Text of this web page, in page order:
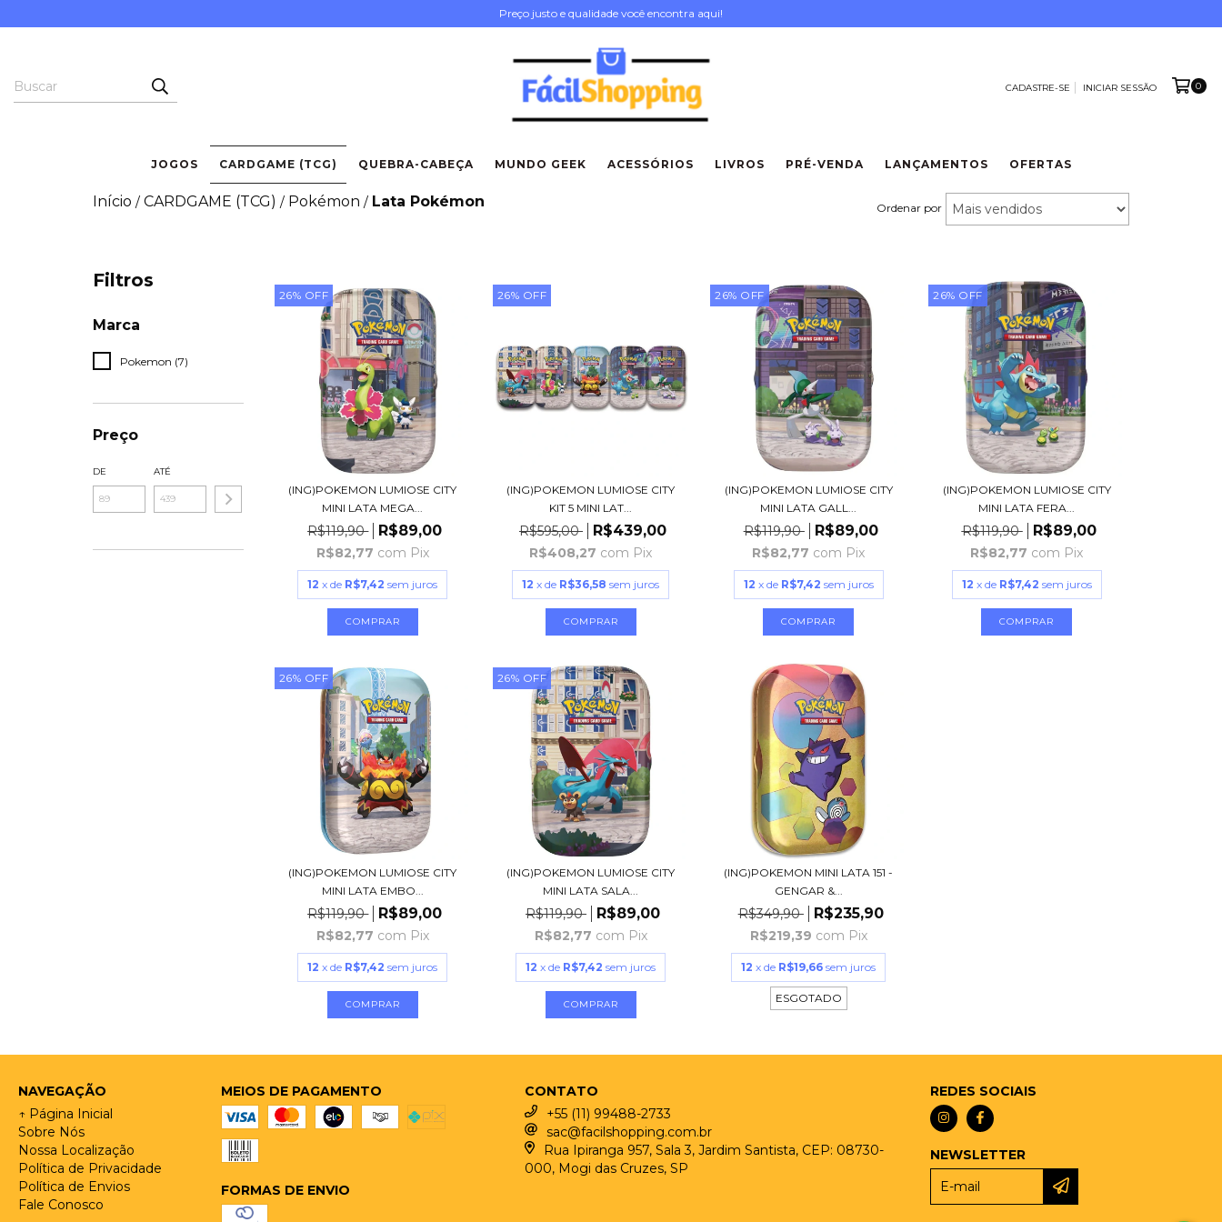
Preço justo e qualidade você encontra aqui!
CADASTRE-SE INICIAR SESSÃO 0
JOGOS CARDGAME (TCG) QUEBRA-CABEÇA MUNDO GEEK ACESSÓRIOS LIVROS PRÉ-VENDA LANÇAMENTOS OFERTAS
Início / CARDGAME (TCG) / Pokémon / Lata Pokémon Ordenar por
Filtros
Marca
Pokemon (7)
Preço
DE ATÉ
26% OFF
(ING)POKEMON LUMIOSE CITY
MINI LATA MEGA...
R$119,90 R$89,00
R$82,77 com Pix
12 x de R$7,42 sem juros
26% OFF
(ING)POKEMON LUMIOSE CITY
KIT 5 MINI LAT...
R$595,00 R$439,00
R$408,27 com Pix
12 x de R$36,58 sem juros
26% OFF
(ING)POKEMON LUMIOSE CITY
MINI LATA GALL...
R$119,90 R$89,00
R$82,77 com Pix
12 x de R$7,42 sem juros
26% OFF
(ING)POKEMON LUMIOSE CITY
MINI LATA FERA...
R$119,90 R$89,00
R$82,77 com Pix
12 x de R$7,42 sem juros
26% OFF
(ING)POKEMON LUMIOSE CITY
MINI LATA EMBO...
R$119,90 R$89,00
R$82,77 com Pix
12 x de R$7,42 sem juros
26% OFF
(ING)POKEMON LUMIOSE CITY
MINI LATA SALA...
R$119,90 R$89,00
R$82,77 com Pix
12 x de R$7,42 sem juros
(ING)POKEMON MINI LATA 151 -
GENGAR &...
R$349,90 R$235,90
R$219,39 com Pix
12 x de R$19,66 sem juros
ESGOTADO
NAVEGAÇÃO
↑ Página Inicial
Sobre Nós
Nossa Localização
Política de Privacidade
Política de Envios
Fale Conosco
MEIOS DE PAGAMENTO
FORMAS DE ENVIO
CONTATO
+55 (11) 99488-2733
sac@facilshopping.com.br
Rua Ipiranga 957, Sala 3, Jardim Santista, CEP: 08730-
000, Mogi das Cruzes, SP
REDES SOCIAIS
NEWSLETTER